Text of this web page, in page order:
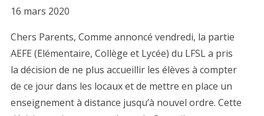
16 mars 2020
Chers Parents, Comme annoncé vendredi, la partie
AEFE (Elémentaire, Collège et Lycée) du LFSL a pris
la décision de ne plus accueillir les élèves à compter
de ce jour dans les locaux et de mettre en place un
enseignement à distance jusqu’à nouvel ordre. Cette